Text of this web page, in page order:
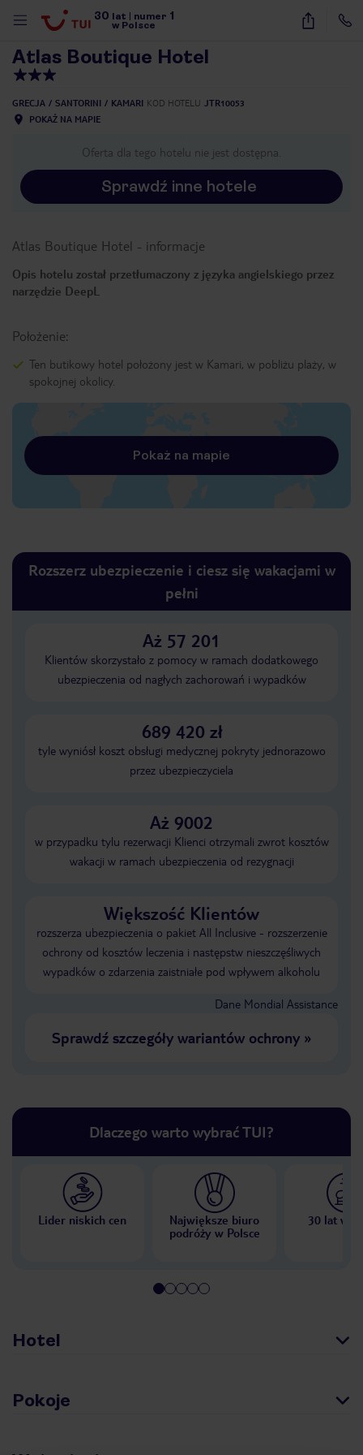
30 lat numer 1
w Polsce
14
Atlas Boutique Hotel
GRECJA SANTORINI KAMARI KOD HOTELU
JTR10053
POKAŻ NA MAPIE
Oferta dla tego hotelu nie jest dostępna.
Sprawdź inne hotele
Atlas Boutique Hotel - informacje
Opis hotelu został przetłumaczony z języka angielskiego przez
narzędzie DeepL
Położenie:
Ten butikowy hotel położony jest w Kamari, w pobliżu plaży, w
spokojnej okolicy.
Pokaż na mapie
Rozszerz ubezpieczenie i ciesz się wakacjami w
pełni
Aż 57 201
Klientów skorzystało z pomocy w ramach dodatkowego
ubezpieczenia od nagłych zachorowań i wypadków
689 420 zł
tyle wyniósł koszt obsługi medycznej pokryty jednorazowo
przez ubezpieczyciela
Aż 9002
w przypadku tylu rezerwacji Klienci otrzymali zwrot kosztów
wakacji w ramach ubezpieczenia od rezygnacji
Większość Klientów
rozszerza ubezpieczenia o pakiet All Inclusive - rozszerzenie
ochrony od kosztów leczenia i następstw nieszczęśliwych
wypadków o zdarzenia zaistniałe pod wpływem alkoholu
Dane Mondial Assistance
Sprawdź szczegóły wariantów ochrony»
Dlaczego warto wybrać TUI?
Lider niskich cen
Największe biuro
podróży w Polsce
30 lat w
Hotel
Pokoje